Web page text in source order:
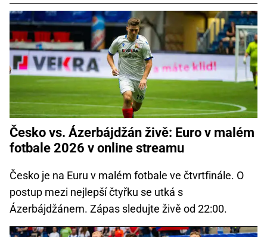
Česko vs. Ázerbájdžán živě: Euro v malém
fotbale 2026 v online streamu
Česko je na Euru v malém fotbale ve čtvrtfinále. O
postup mezi nejlepší čtyřku se utká s
Ázerbájdžánem. Zápas sledujte živě od 22:00.